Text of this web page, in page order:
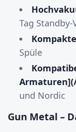
Tag Standby-
Spüle
und Nordic
Gun Metal –